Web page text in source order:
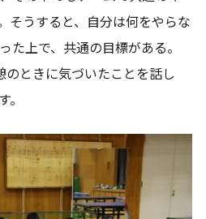
そうすると、自分は何をやらな
た上で、共通の目標がある。
のときに気づいたことを話し
。